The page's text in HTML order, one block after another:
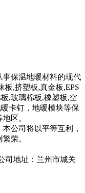
保温地暖材料的现代
,挤塑板,真金板,EPS
,玻璃棉板,橡塑板,空
卡钉，地暖模块等保
地区。
公司将以平等互利，
荣。
司地址：兰州市城关